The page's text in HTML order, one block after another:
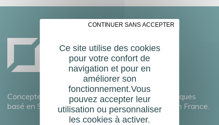
Concepteur fabricant français de portes automatiques
basé en Savoie et doté d’un réseau commercial en France.
Ce site utilise des cookies
pour votre confort de
navigation et pour en
améliorer son
fonctionnement.Vous
pouvez accepter leur
utilisation ou personnaliser
les cookies à activer.
✗ CONTINUER SANS ACCEPTER